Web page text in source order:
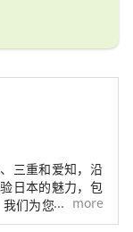
三重和爱知，沿
日本的魅力，包
们为您提供近
括沿线观光景
more